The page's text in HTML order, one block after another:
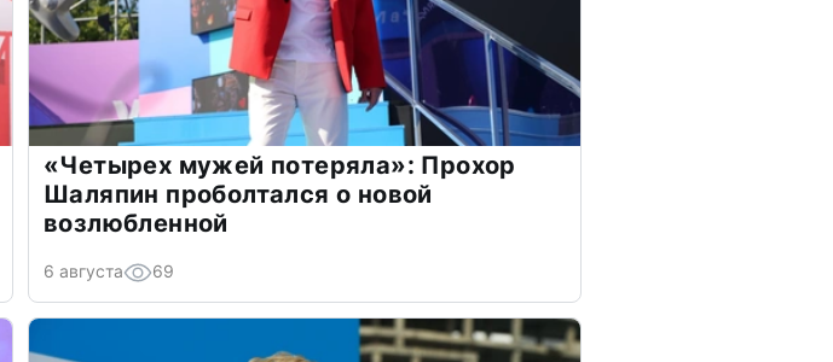
«Четырех мужей потеряла»: Прохор
Шаляпин проболтался о новой
возлюбленной
6 августа 69